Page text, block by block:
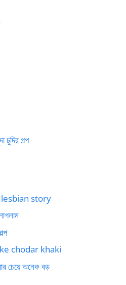
চুদির গল্প
lesbian story
ke chodar khaki
চেয়ে অনেক বড়